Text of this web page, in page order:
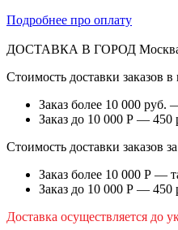
Подробнее про оплату
ДОСТАВКА В ГОРОД
Стоимость доставки заказов
Заказ более 10 000 руб.
Заказ до 10 000 Р — 450
Стоимость доставки заказов
Заказ более 10 000 Р —
Заказ до 10 000 Р — 450
Доставка осуществляется до